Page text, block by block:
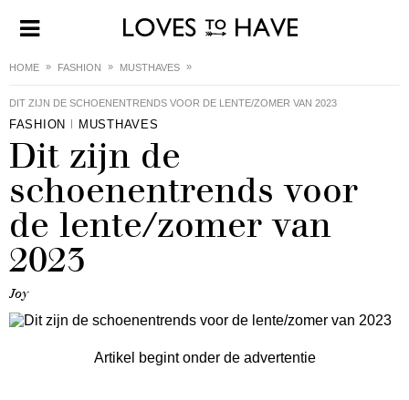
HOME FASHION MUSTHAVES
DIT ZIJN DE SCHOENENTRENDS VOOR DE LENTE/ZOMER VAN 2023
FASHION MUSTHAVES
Dit zijn de
schoenentrends voor
de lente/zomer van
2023
Joy
Artikel begint onder de advertentie